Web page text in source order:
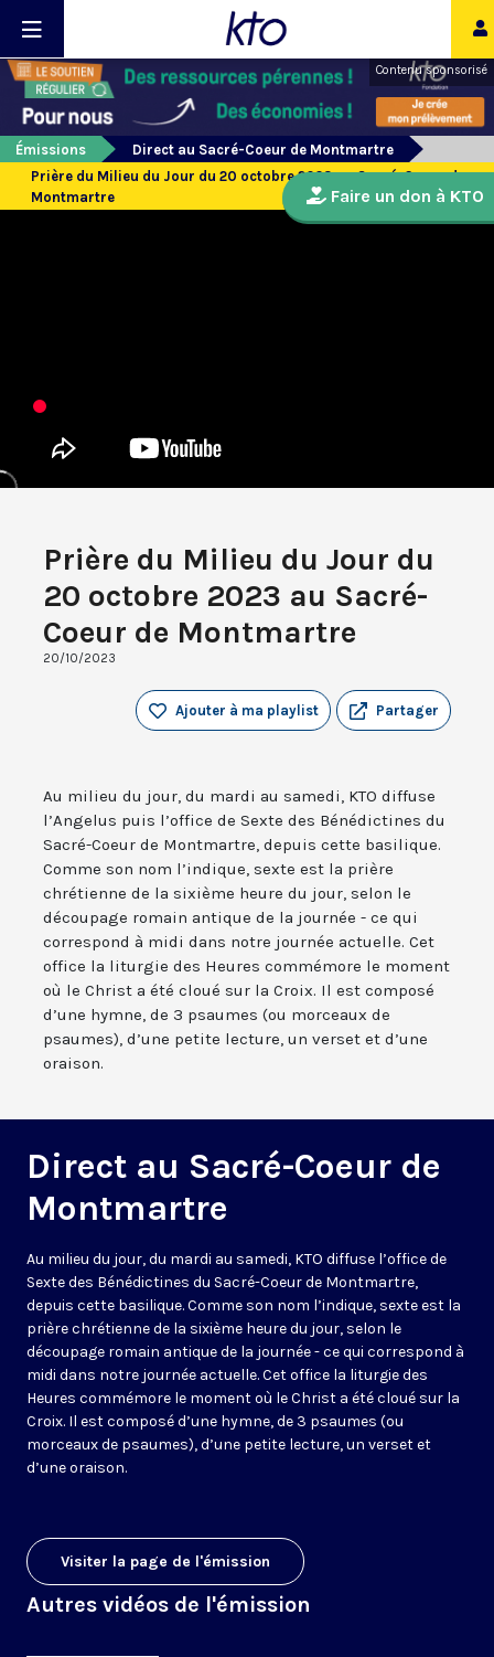
Contenu sponsorisé
Émissions
Direct au Sacré-Coeur de Montmartre
Prière du Milieu du Jour du 20 octobre 2023 au Sacré-Coeur de
Montmartre
Prière du Milieu du Jour du
20 octobre 2023 au Sacré-
Coeur de Montmartre
20/10/2023
Partager
Ajouter à ma playlist
Au milieu du jour, du mardi au samedi, KTO diffuse
l’Angelus puis l’office de Sexte des Bénédictines du
Sacré-Coeur de Montmartre, depuis cette basilique.
Comme son nom l’indique, sexte est la prière
chrétienne de la sixième heure du jour, selon le
découpage romain antique de la journée - ce qui
correspond à midi dans notre journée actuelle. Cet
office la liturgie des Heures commémore le moment
où le Christ a été cloué sur la Croix. Il est composé
d’une hymne, de 3 psaumes (ou morceaux de
psaumes), d’une petite lecture, un verset et d’une
oraison.
Direct au Sacré-Coeur de
Montmartre
Au milieu du jour, du mardi au samedi, KTO diffuse l’office de
Sexte des Bénédictines du Sacré-Coeur de Montmartre,
depuis cette basilique. Comme son nom l’indique, sexte est la
prière chrétienne de la sixième heure du jour, selon le
découpage romain antique de la journée - ce qui correspond à
midi dans notre journée actuelle. Cet office la liturgie des
Heures commémore le moment où le Christ a été cloué sur la
Croix. Il est composé d’une hymne, de 3 psaumes (ou
morceaux de psaumes), d’une petite lecture, un verset et
d’une oraison.
Visiter la page de l'émission
Autres vidéos de l'émission
Faire un don à KTO